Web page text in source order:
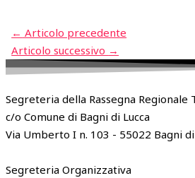
← Articolo precedente
Articolo successivo →
Segreteria della Rassegna Regionale
c/o Comune di Bagni di Lucca
Via Umberto I n. 103 - 55022 Bagni di
Segreteria Organizzativa